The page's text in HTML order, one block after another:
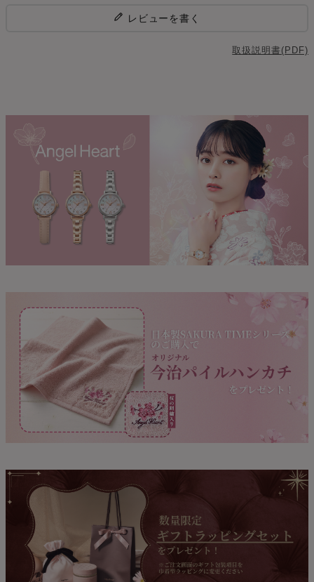
レビューを書く
取扱説明書(PDF)